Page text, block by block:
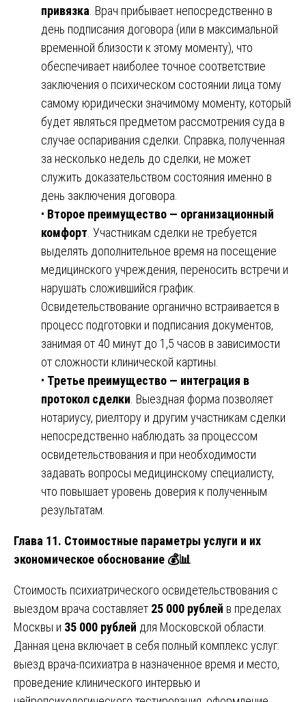
привязка . Врач прибывает непосредственно в
день подписания договора (или в максимальной
временной близости к этому моменту), что
обеспечивает наиболее точное соответствие
заключения о психическом состоянии лица тому
самому юридически значимому моменту, который
будет являться предметом рассмотрения суда в
случае оспаривания сделки. Справка, полученная
за несколько недель до сделки, не может
служить доказательством состояния именно в
день заключения договора.
• Второе преимущество — организационный
комфорт . Участникам сделки не требуется
выделять дополнительное время на посещение
медицинского учреждения, переносить встречи и
нарушать сложившийся график.
Освидетельствование органично встраивается в
процесс подготовки и подписания документов,
занимая от 40 минут до 1,5 часов в зависимости
от сложности клинической картины.
• Третье преимущество — интеграция в
протокол сделки . Выездная форма позволяет
нотариусу, риелтору и другим участникам сделки
непосредственно наблюдать за процессом
освидетельствования и при необходимости
задавать вопросы медицинскому специалисту,
что повышает уровень доверия к полученным
результатам.
Глава 11. Стоимостные параметры услуги и их
экономическое обоснование 💰📊
Стоимость психиатрического освидетельствования с
выездом врача составляет 25 000 рублей в пределах
Москвы и 35 000 рублей для Московской области.
Данная цена включает в себя полный комплекс услуг:
выезд врача-психиатра в назначенное время и место,
проведение клинического интервью и